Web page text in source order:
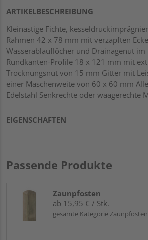
ARTIKELBESCHREIBUNG
Kleinastige Fichte,
Rahmen 42 x 78 mm mit verzapften
Wasserablauflöcher und Drainagenut im
Rundkanten-Profile 18 x 121 mm mit
Trocknungsnut von 15 mm Gitter mit
einer Maschenweite von 60 x 60 mm
Edelstahl Senkrechte oder waagerechte
EIGENSCHAFTEN
Passende Produkte
Zaunpfosten
ab 15,95 € / Stk.
gesamte Kategorie